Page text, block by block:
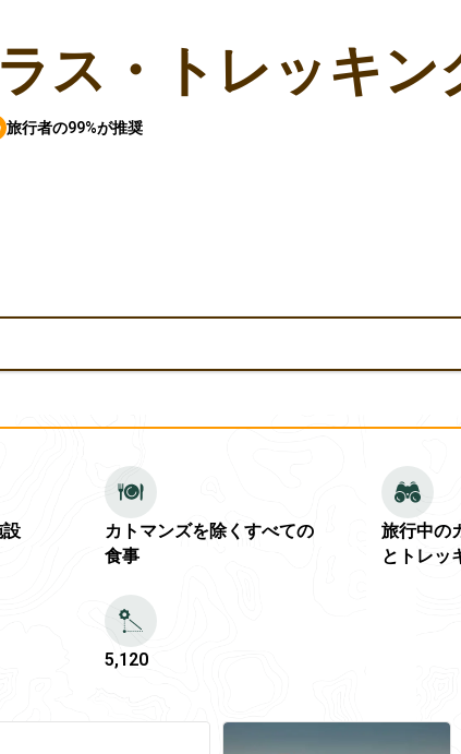
ス・トレッキン
旅行者の99%が推奨
カトマンズを除くすべての
食事
旅行中の
とトレッ
5,120